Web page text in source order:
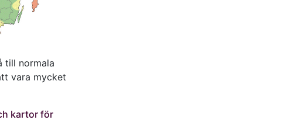
till normala
vara mycket
kartor för